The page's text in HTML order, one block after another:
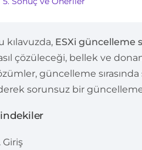
kılavuzda, ESXi güncelleme
çözüleceği, bellek ve
güncelleme sırasında
sorunsuz bir
Giriş